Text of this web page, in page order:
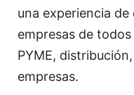
una experiencia
empresas de
PYME,
empresas.